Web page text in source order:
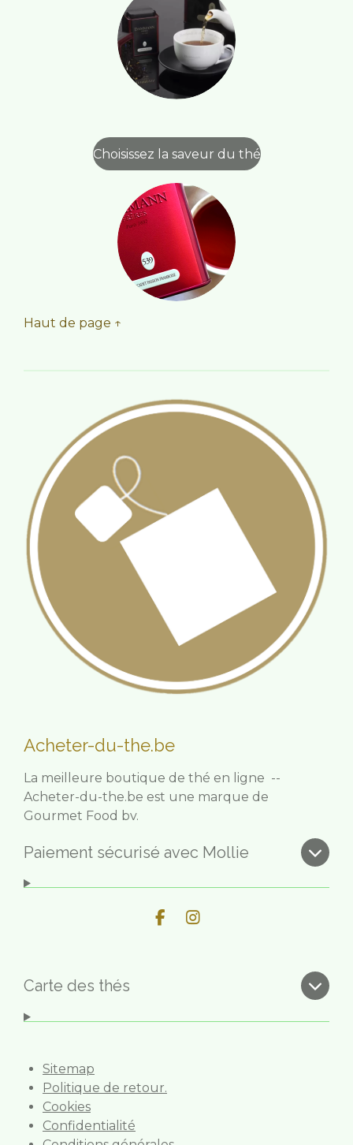
Choisissez la saveur du thé
Haut de page ↑
Acheter-du-the.be
La meilleure boutique de thé en ligne --
Acheter-du-the.be est une marque de
Gourmet Food bv.
Paiement sécurisé avec Mollie
F
I
Carte des thés
Sitemap
Politique de retour.
Cookies
Confidentialité